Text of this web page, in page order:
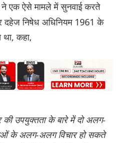
एक ऐसे मामले में सुनवाई करते
दहेज निषेध अधिनियम 1961 के
था, कहा,
की उपयुक्तता के बारे में दो अलग-
के अलग-अलग विचार हो सकते